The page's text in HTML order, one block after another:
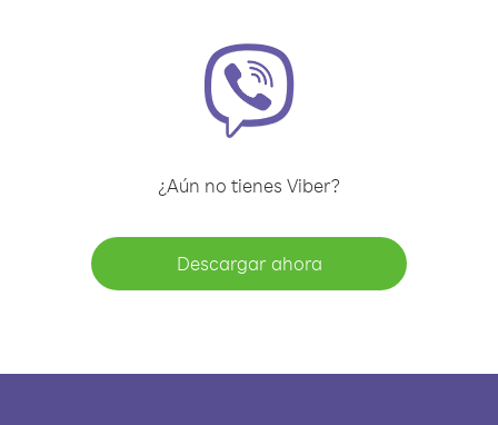
¿Aún no tienes Viber?
Descargar ahora